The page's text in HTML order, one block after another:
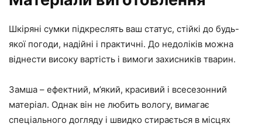
Шкіряні сумки підкреслять ваш статус, стійкі до будь-
якої погоди, надійні і практичні. До недоліків можна
віднести високу вартість і вимоги захисників тварин.
Замша – ефектний, м’який, красивий і всесезонний
матеріал. Однак він не любить вологу, вимагає
спеціального догляду і швидко стирається в місцях